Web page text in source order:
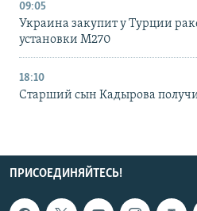
09:05
Украина закупит у Турции
установки M270
18:10
Старший сын Кадырова
ПРИСОЕДИНЯЙТЕСЬ!